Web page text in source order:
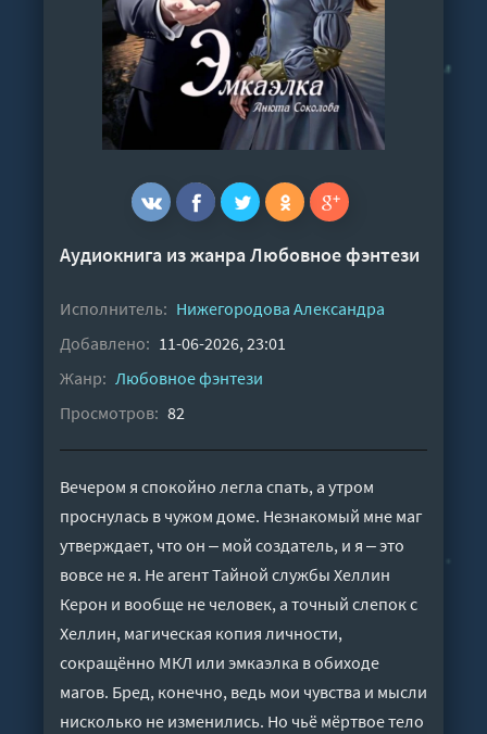
Аудиокнига из жанраЛюбовное фэнтези
Исполнитель: Нижегородова Александра
Добавлено: 11-06-2026, 23:01
Жанр: Любовное фэнтези
Просмотров: 82
Вечером я спокойно легла спать, а утром
проснулась в чужом доме. Незнакомый мне маг
утверждает, что он ‒ мой создатель, и я ‒ это
вовсе не я. Не агент Тайной службы Хеллин
Керон и вообще не человек, а точный слепок с
Хеллин, магическая копия личности,
сокращённо МКЛ или эмкаэлка в обиходе
магов. Бред, конечно, ведь мои чувства и мысли
нисколько не изменились. Но чьё мёртвое тело